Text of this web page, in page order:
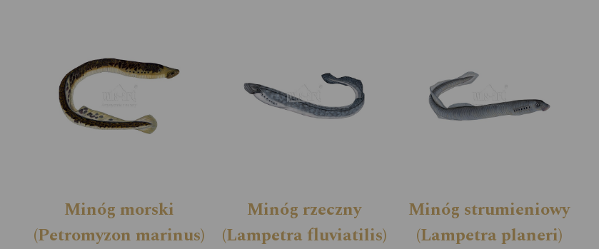
Minóg morski
(Petromyzon marinus)
Minóg rzeczny
(Lampetra fluviatilis)
Minóg strumieniowy
(Lampetra planeri)